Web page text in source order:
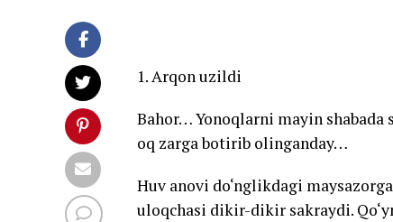
1. Arqon uzildi
Bahor… Yonoqlarni mayin
oq zarga botirib olinganday…
Huv anovi do‘nglikdagi
uloqchasi dikir-dikir sakraydi.